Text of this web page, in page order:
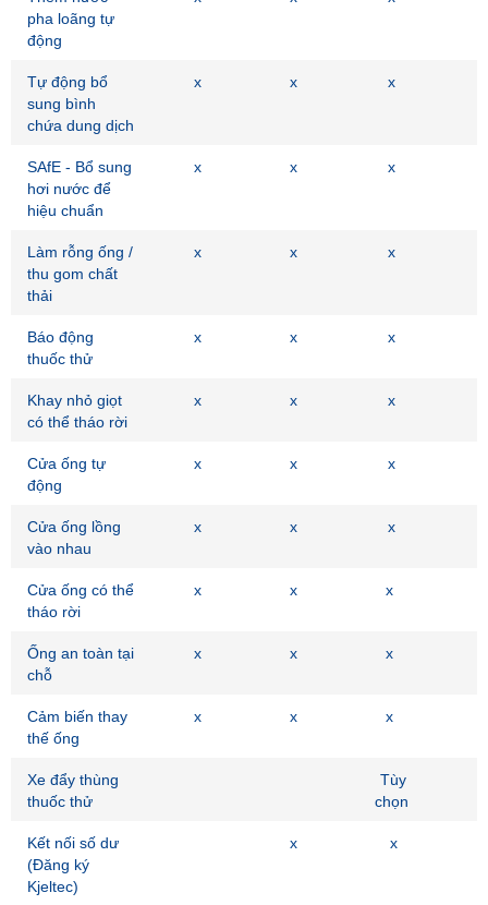
pha loãng tự
động
Tự động bổ
sung bình
chứa dung dịch
x x x
SAfE - Bổ sung
hơi nước để
hiệu chuẩn
x x x
Làm rỗng ống /
thu gom chất
thải
x x x
Báo động
thuốc thử
x x x
Khay nhỏ giọt
có thể tháo rời
x x x
Cửa ống tự
động
x x x
Cửa ống lồng
vào nhau
x x x
Cửa ống có thể
tháo rời
x x x
Ống an toàn tại
chỗ
x x x
Cảm biến thay
thế ống
x x x
Xe đẩy thùng
thuốc thử
Tùy
chọn
Kết nối số dư
(Đăng ký
Kjeltec)
x x